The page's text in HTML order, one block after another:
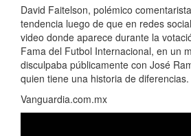
David Faitelson, polémico
tendencia luego de que en redes
video donde aparece durante la
Fama del Futbol Internacional, en un
disculpaba públicamente con José
quien tiene una historia de diferencias.
Vanguardia.com.mx